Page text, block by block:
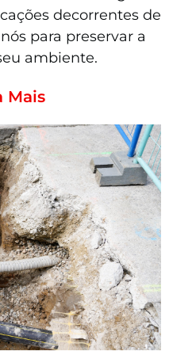
decorrentes de
para preservar a
ambiente.
Mais